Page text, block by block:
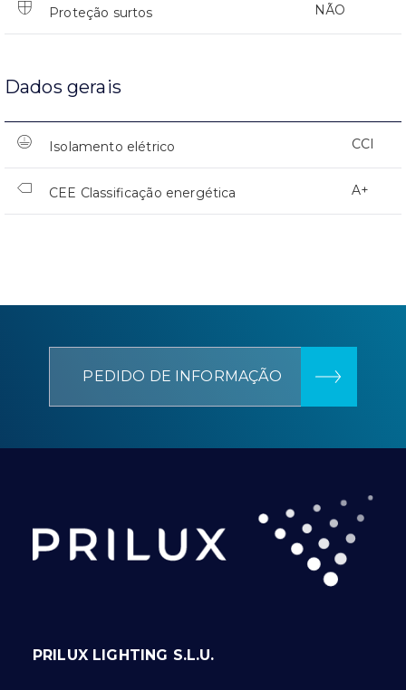
Proteção surtos NÃO
Dados gerais
Isolamento elétrico CCI
CEE Classificação energética A+
PEDIDO DE INFORMAÇÃO
PRILUX LIGHTING S.L.U.